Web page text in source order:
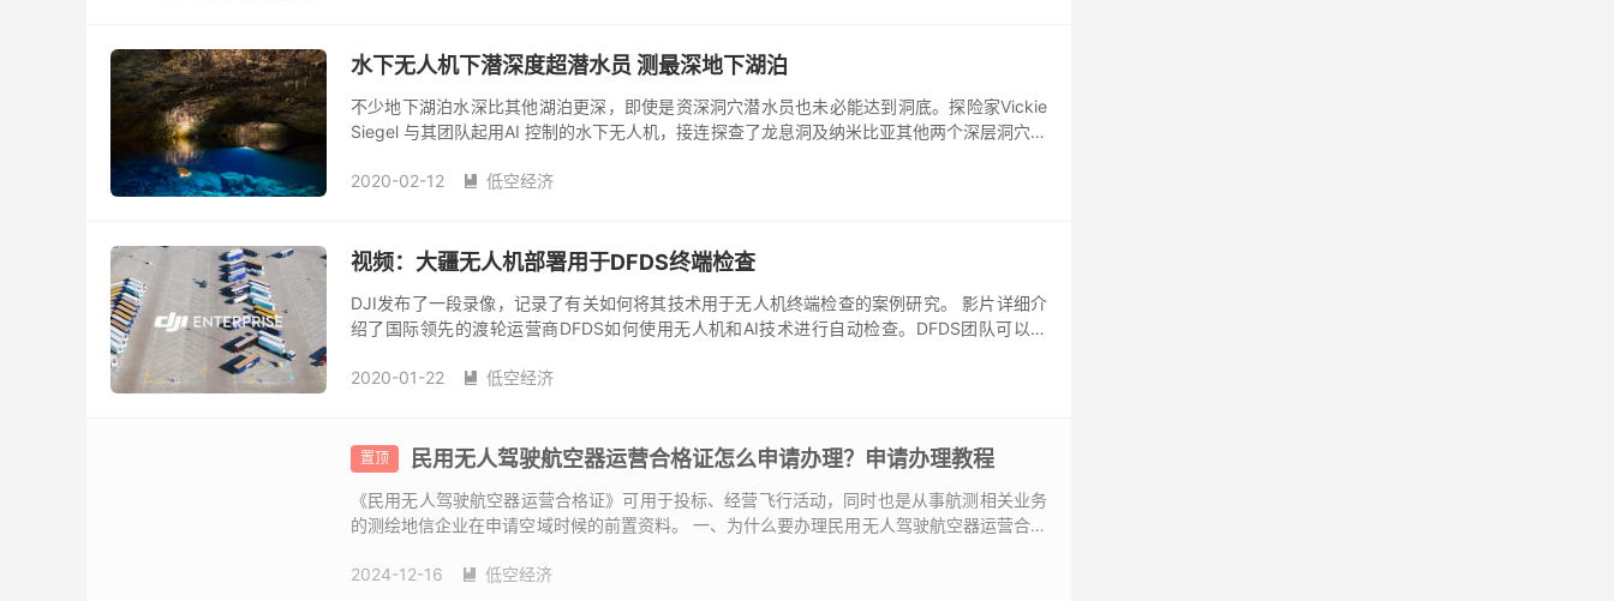
水下无人机下潜深度超潜水员 测最深地下湖泊
不少地下湖泊水深比其他湖泊更深，即使是资深洞穴潜水员也未必能达到洞底。探险家Vickie
Siegel 与其团队起用AI 控制的水下无人机，接连探查了龙息洞及纳米比亚其他两个深层洞穴，
2020-02-12
 低空经济
视频：大疆无人机部署用于DFDS终端检查
DJI发布了一段录像，记录了有关如何将其技术用于无人机终端检查的案例研究。 影片详细介
绍了国际领先的渡轮运营商DFDS如何使用无人机和AI技术进行自动检查。DFDS团队可以将
2020-01-22
 低空经济
置顶 民用无人驾驶航空器运营合格证怎么申请办理？申请办理教程
《民用无人驾驶航空器运营合格证》可用于投标、经营飞行活动，同时也是从事航测相关业务
的测绘地信企业在申请空域时候的前置资料。 一、为什么要办理民用无人驾驶航空器运营合格
2024-12-16
 低空经济